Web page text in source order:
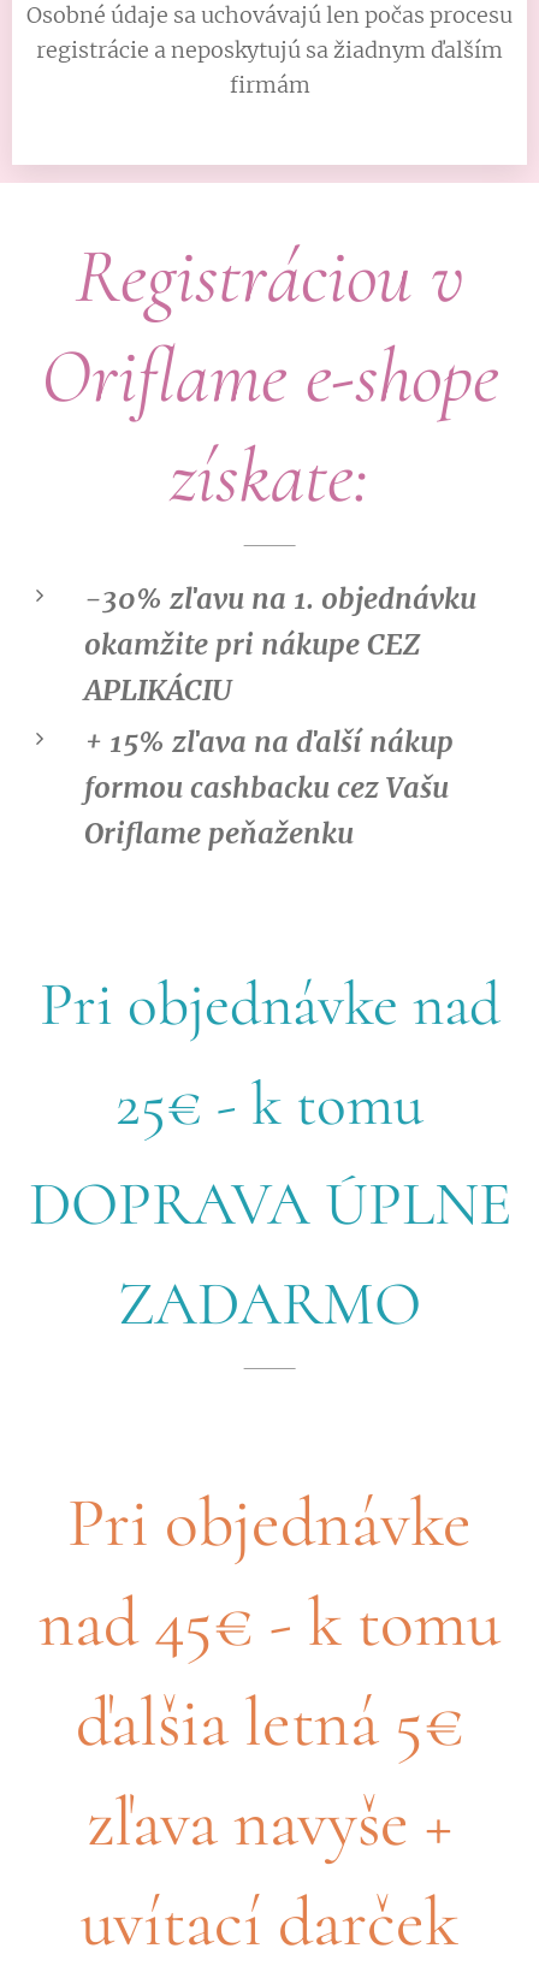
Osobné údaje sa uchovávajú len počas procesu
registrácie a neposkytujú sa žiadnym ďalším
firmám
Registráciou v
Oriflame e-shope
získate:
-30% zľavu na 1. objednávku
okamžite pri nákupe CEZ
APLIKÁCIU
+ 15% zľava na ďalší nákup
formou cashbacku cez Vašu
Oriflame peňaženku
Pri objednávke nad
25€ - k tomu
DOPRAVA ÚPLNE
ZADARMO
Pri objednávke
nad 45€ - k tomu
ďalšia letná 5€
zľava navyše +
uvítací darček